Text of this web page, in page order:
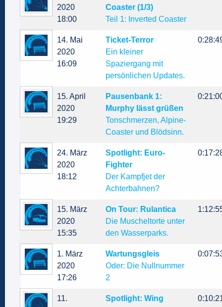
2020
18:00
Coaster (1/3)
Teil 1: Inverted Coaster
14. Mai
2020
16:09
Ticket-Terror
Ein kleiner
Spaziergang mit
persönlichen Updates.
15. April
2020
19:29
Pausenbank 1:
Murphy lässt grüßen
Tonschmerzen, Alpine-
Coaster und Blödsinn.
24. März
2020
18:12
Spotlight: Euro-
Fighter
Der Kampfjet der
Achterbahnen?
15. März
2020
15:35
On Tour: Rulantica
Die Muscheltorte unter
den Wasserparks.
1. März
2020
17:26
Wartungsgleis
Oder: Die Nullnummer
2
11.
Spotlight: Wing